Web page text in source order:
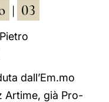
العربيّة03
dall’Em.mo
Artime, già Pro-